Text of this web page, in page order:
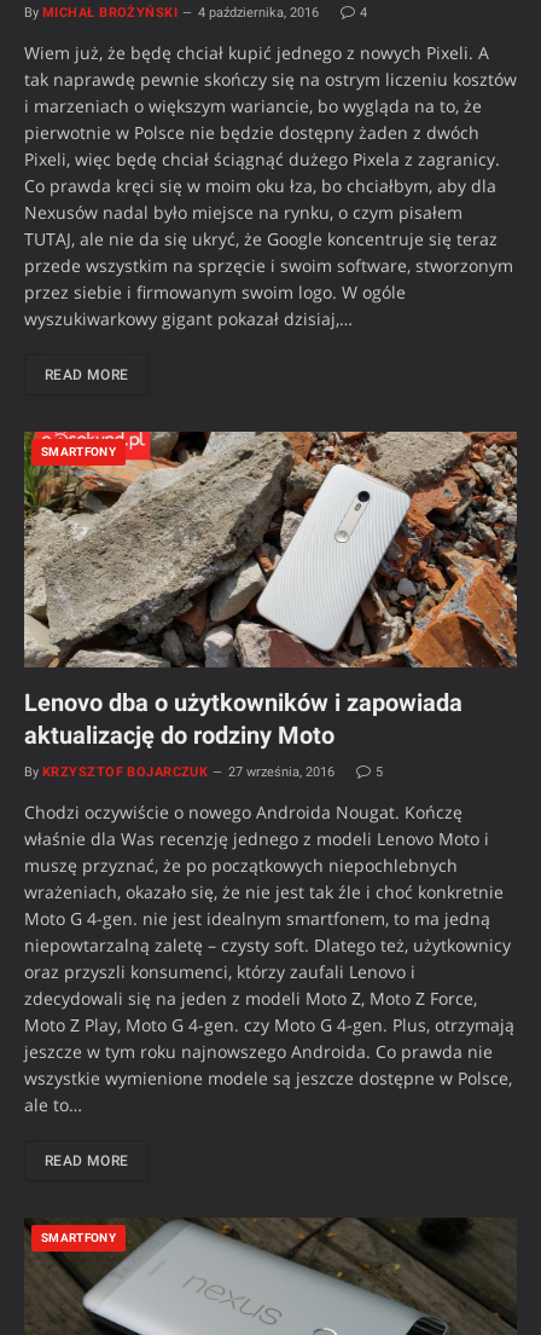
By MICHAŁ BROŻYŃSKI 4 października, 2016 4
Wiem już, że będę chciał kupić jednego z nowych Pixeli. A
tak naprawdę pewnie skończy się na ostrym liczeniu kosztów
i marzeniach o większym wariancie, bo wygląda na to, że
pierwotnie w Polsce nie będzie dostępny żaden z dwóch
Pixeli, więc będę chciał ściągnąć dużego Pixela z zagranicy.
Co prawda kręci się w moim oku łza, bo chciałbym, aby dla
Nexusów nadal było miejsce na rynku, o czym pisałem
TUTAJ, ale nie da się ukryć, że Google koncentruje się teraz
przede wszystkim na sprzęcie i swoim software, stworzonym
przez siebie i firmowanym swoim logo. W ogóle
wyszukiwarkowy gigant pokazał dzisiaj,…
READ MORE
SMARTFONY
Lenovo dba o użytkowników i zapowiada
aktualizację do rodziny Moto
By KRZYSZTOF BOJARCZUK 27 września, 2016 5
Chodzi oczywiście o nowego Androida Nougat. Kończę
właśnie dla Was recenzję jednego z modeli Lenovo Moto i
muszę przyznać, że po początkowych niepochlebnych
wrażeniach, okazało się, że nie jest tak źle i choć konkretnie
Moto G 4-gen. nie jest idealnym smartfonem, to ma jedną
niepowtarzalną zaletę – czysty soft. Dlatego też, użytkownicy
oraz przyszli konsumenci, którzy zaufali Lenovo i
zdecydowali się na jeden z modeli Moto Z, Moto Z Force,
Moto Z Play, Moto G 4-gen. czy Moto G 4-gen. Plus, otrzymają
jeszcze w tym roku najnowszego Androida. Co prawda nie
wszystkie wymienione modele są jeszcze dostępne w Polsce,
ale to…
READ MORE
SMARTFONY